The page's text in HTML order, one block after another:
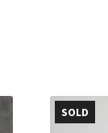
SOLD